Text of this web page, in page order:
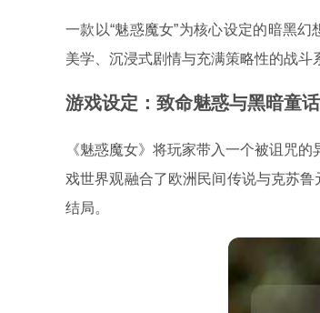
一款以“魅惑魔女”为核心设定的暗黑
美学、沉浸式剧情与充满策略性的战斗
游戏设定：致命魅惑与黑暗童话
《魅惑魔女》将玩家带入一个被诅咒
戏世界观融合了欧洲民间传说与克苏
结局。